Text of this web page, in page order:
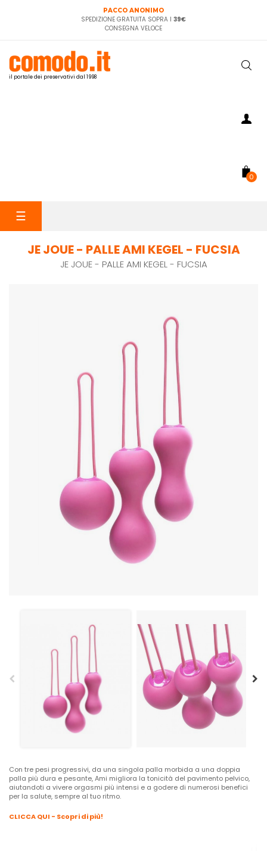
PACCO ANONIMO
SPEDIZIONE GRATUITA SOPRA I 39€
CONSEGNA VELOCE
il portale dei preservativi dal 1998
0
navigazione
☰
JE JOUE - PALLE AMI KEGEL - FUCSIA
JE JOUE - PALLE AMI KEGEL - FUCSIA
Con tre pesi progressivi, da una singola palla morbida a una doppia
palla più dura e pesante, Ami migliora la tonicità del pavimento pelvico,
aiutandoti a vivere orgasmi più intensi e a godere di numerosi benefici
per la salute, sempre al tuo ritmo.
CLICCA QUI - Scopri di più!